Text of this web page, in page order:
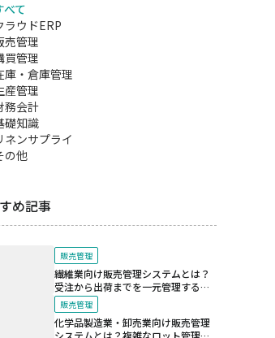
べて
ラウドERP
売管理
買管理
庫・倉庫管理
産管理
務会計
礎知識
ネンサプライ
の他
め記事
販売管理
繊維業向け販売管理システムとは？
受注から出荷までを一元管理する仕
組み
販売管理
化学品製造業・卸売業向け販売管理
システムとは？複雑なロット管理と